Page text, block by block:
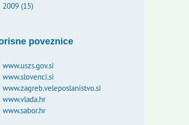
2009 (15)
poveznice
www.uszs.gov.si
www.slovenci.si
www.zagreb.veleposlanistvo.si
www.vlada.hr
www.sabor.hr